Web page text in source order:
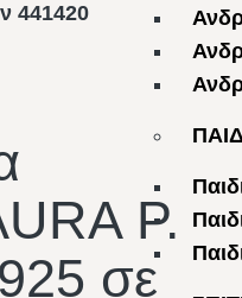
441420
P.
σε